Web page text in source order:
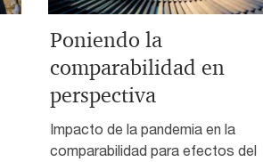
Poniendo la
comparabilidad en
perspectiva
Impacto de la pandemia en la
comparabilidad para efectos del